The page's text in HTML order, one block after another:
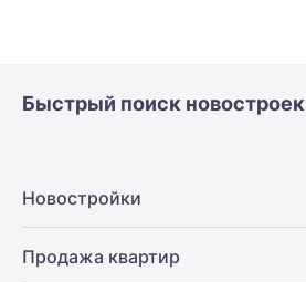
Быстрый поиск новостроек
Новостройки
Продажа квартир